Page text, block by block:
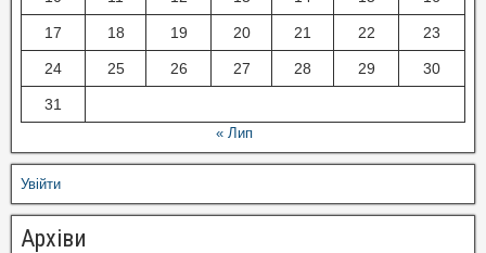
17 18 19 20 21 22 23
24 25 26 27 28 29 30
31
« Лип
Увійти
Архіви